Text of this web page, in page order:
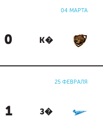
04 МАРТА
0 К�
25 ФЕВРАЛЯ
1 З�